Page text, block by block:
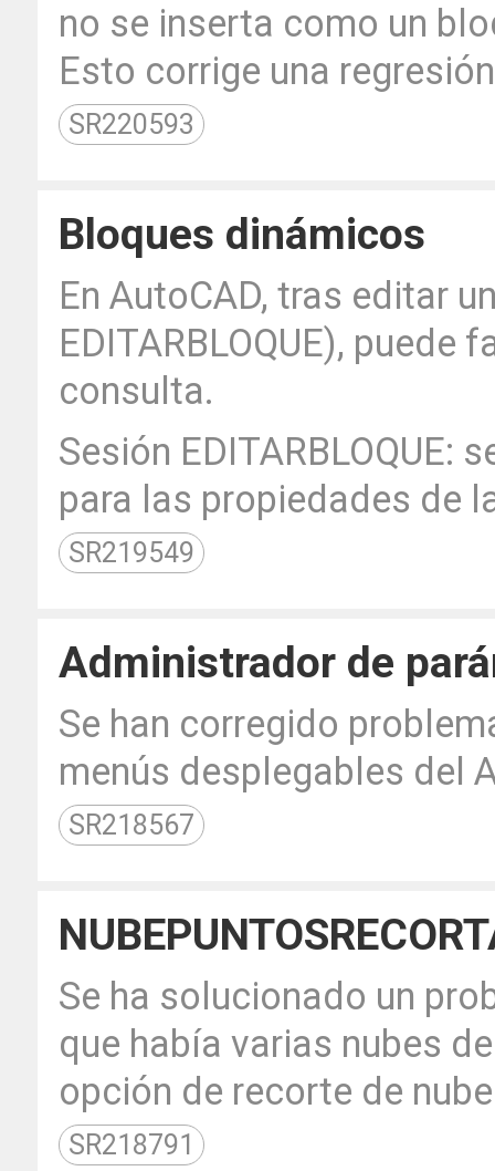
no se inserta como un
Esto corrige una
SR220593
Bloques dinámicos
En AutoCAD, tras editar
EDITARBLOQUE),
consulta.
Sesión
para las propiedades de
SR219549
Administrador de
Se han corregido
menús desplegables del
SR218567
Se ha solucionado un
que había varias nubes
opción de recorte de
SR218791